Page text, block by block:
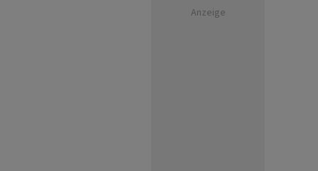
Anzeige